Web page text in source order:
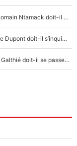
XV de France - Matthieu Jalibert a tout changé : Romain Ntamack doit-il s’inquiéter pour sa place à un an de la Coupe du monde ?
«Le XV de France est meilleur avec Lucu» : Antoine Dupont doit-il s’inquiéter pour sa place ?
Le XV de France a trouvé son remplaçant : Fabien Galthié doit-il se passer d'Antoine Dupont ?